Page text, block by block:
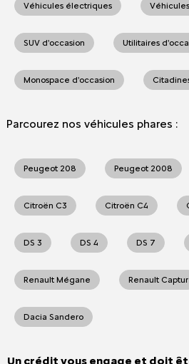
Véhicules électriques
SUV d'occasion Utilitaires
Monospace d'occasion
Parcourez nos véhicules phares :
Peugeot 208 Peugeot 2008
Citroën C3 Citroën C4
DS 3 DS 4 DS 7
Renault Mégane Renault Captur
Dacia Sandero
Un crédit vous engage et doit